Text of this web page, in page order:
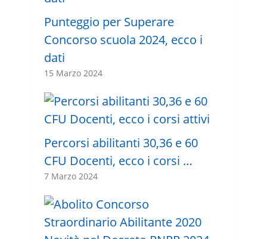
Punteggio per Superare
Concorso scuola 2024, ecco i
dati
15 Marzo 2024
Percorsi abilitanti 30,36 e 60
CFU Docenti, ecco i corsi …
7 Marzo 2024